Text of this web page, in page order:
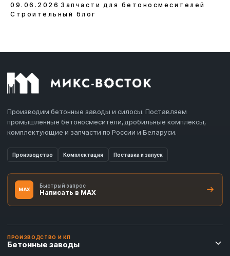
09.06.2026 Запчасти для бетоносмесителей
Строительный блог
Производим бетонные заводы и силосы. Поставляем
промышленные бетоносмесители, дробильные комплексы,
комплектующие и запчасти по России и Беларуси.
Производство Комплектация Поставка и запуск
MAX
Быстрый запрос
Написать в MAX
ПРОИЗВОДСТВО И КП
Бетонные заводы